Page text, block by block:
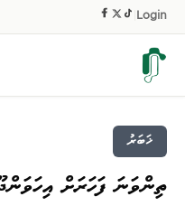
Login
ޚަބަރު
ތިންވަނަ ފަހަރަށް